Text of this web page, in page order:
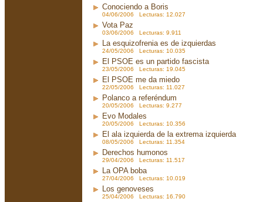
Conociendo a Boris
04/06/2006 Lecturas: 12.027
Vota Paz
03/06/2006 Lecturas: 9.911
La esquizofrenia es de izquierdas
24/05/2006 Lecturas: 10.035
El PSOE es un partido fascista
23/05/2006 Lecturas: 19.045
El PSOE me da miedo
22/05/2006 Lecturas: 11.027
Polanco a referéndum
20/05/2006 Lecturas: 9.277
Evo Modales
20/05/2006 Lecturas: 10.356
El ala izquierda de la extrema izquierda
08/05/2006 Lecturas: 11.354
Derechos humonos
29/04/2006 Lecturas: 11.517
La OPA boba
27/04/2006 Lecturas: 10.019
Los genoveses
25/04/2006 Lecturas: 16.790